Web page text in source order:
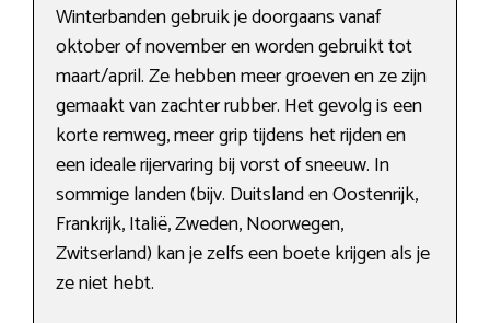
Winterbanden gebruik je doorgaans vanaf
oktober of november en worden gebruikt tot
maart/april. Ze hebben meer groeven en ze zijn
gemaakt van zachter rubber. Het gevolg is een
korte remweg, meer grip tijdens het rijden en
een ideale rijervaring bij vorst of sneeuw. In
sommige landen (bijv. Duitsland en Oostenrijk,
Frankrijk, Italië, Zweden, Noorwegen,
Zwitserland) kan je zelfs een boete krijgen als je
ze niet hebt.